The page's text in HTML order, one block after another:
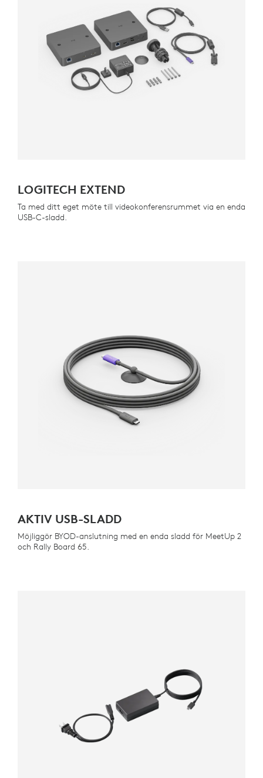
LOGITECH EXTEND
Ta med ditt eget möte till videokonferensrummet via en enda
USB-C-sladd.
AKTIV USB-SLADD
Möjliggör BYOD-anslutning med en enda sladd för MeetUp 2
och Rally Board 65.